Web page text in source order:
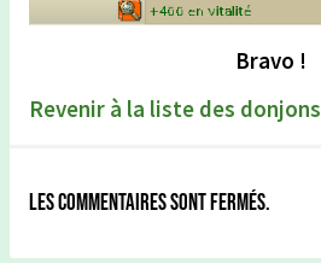
Bravo !
Revenir à la liste des donjons
Les commentaires sont fermés.